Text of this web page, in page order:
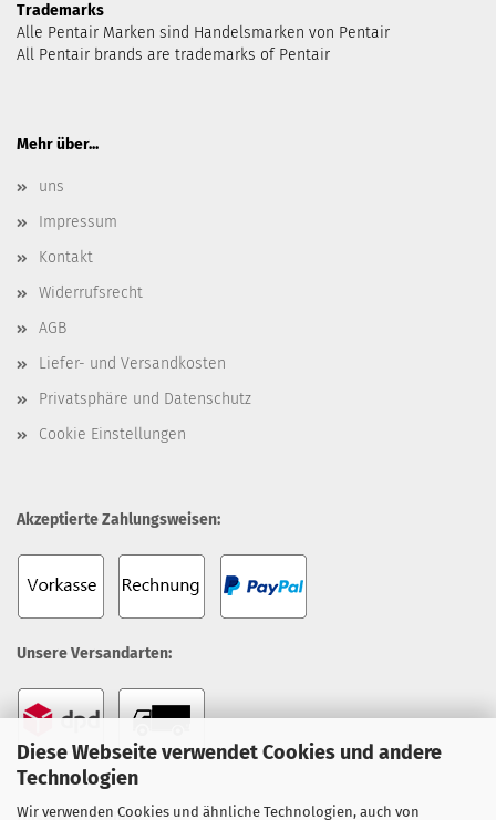
Diese Webseite verwendet Cookies und andere
Technologien
Wir verwenden Cookies und ähnliche Technologien, auch von
Trademarks
Alle Pentair Marken sind Handelsmarken von Pentair
All Pentair brands are trademarks of Pentair
Mehr über...
uns
Impressum
Kontakt
Widerrufsrecht
AGB
Liefer- und Versandkosten
Privatsphäre und Datenschutz
Cookie Einstellungen
Akzeptierte Zahlungsweisen:
Unsere Versandarten: